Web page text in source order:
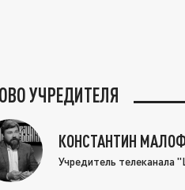
УЧРЕДИТЕЛЯ
КОНСТАНТИН
Учредитель телеканала